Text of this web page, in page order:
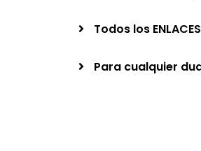
Todos los
Para cualquier